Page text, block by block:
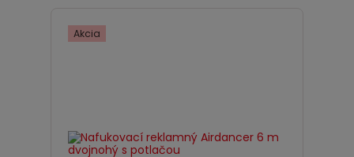
Akcia